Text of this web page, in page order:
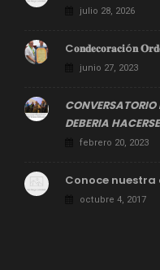
julio 28, 2026
C𝐨𝐧𝐝𝐞𝐜𝐨𝐫𝐚𝐜𝐢ó𝐧
junio 27, 2023
CONVERSATORIO
DEBERIA
febrero 20, 2023
Conoce
octubre 4, 2017